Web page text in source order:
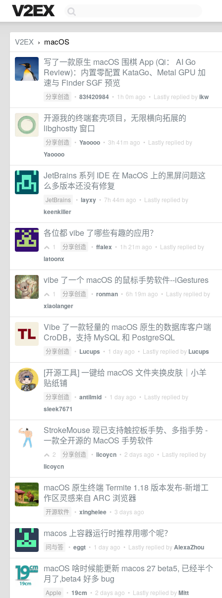
V2EX › macOS
写了一款原生 macOS 围棋 App (Qi： AI Go
Review)：内置零配置 KataGo、Metal GPU 加
速与 Finder SGF 预览
分享创造 • 83f420984 • 1h 0m ago • Lastly replied byikw
开源我的终端套壳项目，无限横向拓展的
libghostty 窗口
分享创造 • Yaoooo • 3h 41m ago • Lastly replied by
Yaoooo
JetBrains 系列 IDE 在 MacOS 上的黑屏问题这
么多版本还没有修复
JetBrains • layxy • 7h 44m ago • Lastly replied by
keenkiller
各位都 vibe 了哪些有趣的应用？
1 分享创造 • ffalex • 1h 21m ago • Lastly replied by
latoonx
vibe 了一个 macOS 的鼠标手势软件--iGestures
1 分享创造 • ronman • 6h 19m ago • Lastly replied by
xiaolanger
Vibe 了一款轻量的 macOS 原生的数据库客户端
CroDB，支持 MySQL 和 PostgreSQL
分享创造 • Lucups • 1 day ago • Lastly replied by Lucups
[开源工具] 一键给 macOS 文件夹换皮肤｜小羊
贴纸铺
分享创造 • antilmid • 1 day ago • Lastly replied by
sleek7671
StrokeMouse 现已支持触控板手势、多指手势 -
一款全开源的 MacOS 手势软件
2 分享创造 • licoycn • 2 days ago • Lastly replied by
licoycn
macOS 原生终端 Termite 1.18 版本发布-新增工
作区灵感来自 ARC 浏览器
开源软件 • xinghelee • 3 days ago
macos 上容器运行时推荐用哪个呢？
问与答 • eggt • 1 day ago • Lastly replied byAlexaZhou
macOS 啥时候能更新 macos 27 beta5, 已经半个
月了,beta4 好多 bug
Apple • 19cm • 2 days ago • Lastly replied byMitt